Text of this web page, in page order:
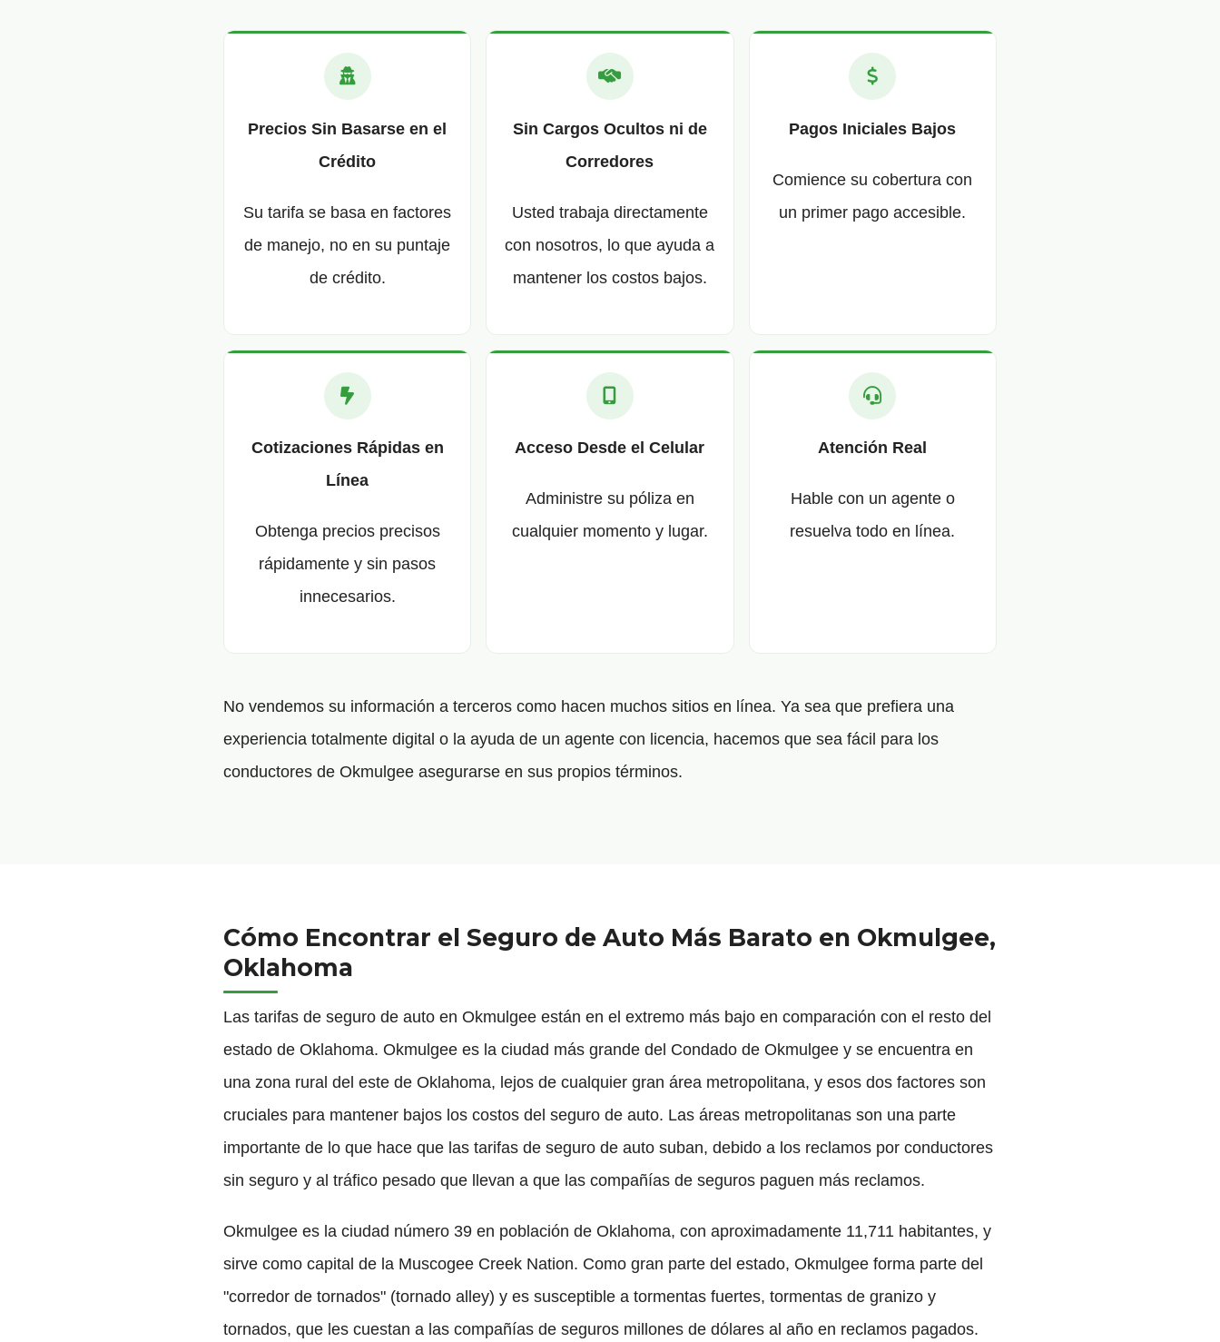
Precios Sin Basarse en el
Crédito
Su tarifa se basa en factores
de manejo, no en su puntaje
de crédito.
Sin Cargos Ocultos ni de
Corredores
Usted trabaja directamente
con nosotros, lo que ayuda a
mantener los costos bajos.
Pagos Iniciales Bajos
Comience su cobertura con
un primer pago accesible.
Cotizaciones Rápidas en
Línea
Obtenga precios precisos
rápidamente y sin pasos
innecesarios.
Acceso Desde el Celular
Administre su póliza en
cualquier momento y lugar.
Atención Real
Hable con un agente o
resuelva todo en línea.
No vendemos su información a terceros como hacen muchos sitios en línea. Ya sea que prefiera una
experiencia totalmente digital o la ayuda de un agente con licencia, hacemos que sea fácil para los
conductores de Okmulgee asegurarse en sus propios términos.
Cómo Encontrar el Seguro de Auto Más Barato en Okmulgee,
Oklahoma
Las tarifas de seguro de auto en Okmulgee están en el extremo más bajo en comparación con el resto del
estado de Oklahoma. Okmulgee es la ciudad más grande del Condado de Okmulgee y se encuentra en
una zona rural del este de Oklahoma, lejos de cualquier gran área metropolitana, y esos dos factores son
cruciales para mantener bajos los costos del seguro de auto. Las áreas metropolitanas son una parte
importante de lo que hace que las tarifas de seguro de auto suban, debido a los reclamos por conductores
sin seguro y al tráfico pesado que llevan a que las compañías de seguros paguen más reclamos.
Okmulgee es la ciudad número 39 en población de Oklahoma, con aproximadamente 11,711 habitantes, y
sirve como capital de la Muscogee Creek Nation. Como gran parte del estado, Okmulgee forma parte del
"corredor de tornados" (tornado alley) y es susceptible a tormentas fuertes, tormentas de granizo y
tornados, que les cuestan a las compañías de seguros millones de dólares al año en reclamos pagados.